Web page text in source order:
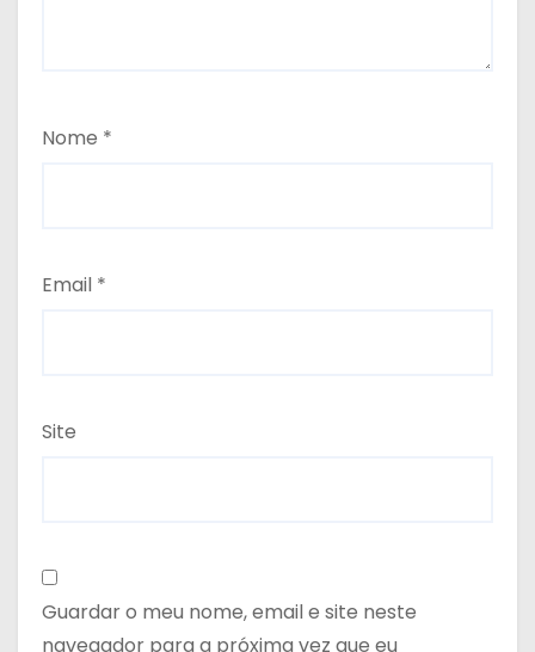
Nome *
Email *
Site
Guardar o meu nome, email e site neste
navegador para a próxima vez que eu